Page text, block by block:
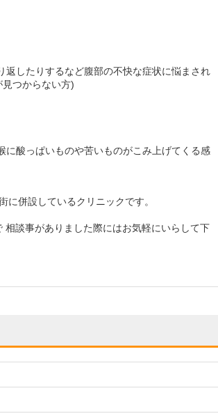
したりするなど腹部の不快な症状に悩まされ
つからない方)
酸っぱいものや苦いものがこみ上げてくる感
に併設しているクリニックです。
談事がありました際にはお気軽にいらして下